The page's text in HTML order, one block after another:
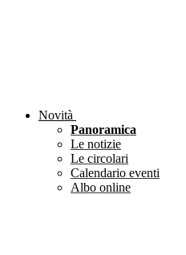
Novità
Panoramica
Le notizie
Le circolari
Calendario eventi
Albo online